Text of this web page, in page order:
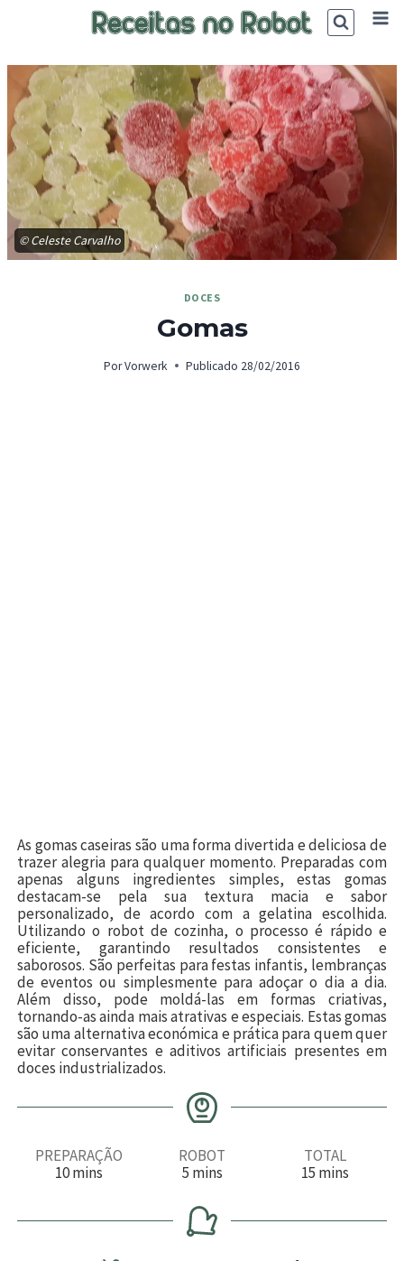
© Celeste Carvalho
DOCES
Gomas
PorVorwerk Publicado 28/02/2016
As gomas caseiras são uma forma divertida e deliciosa de
trazer alegria para qualquer momento. Preparadas com
apenas alguns ingredientes simples, estas gomas
destacam-se pela sua textura macia e sabor
personalizado, de acordo com a gelatina escolhida.
Utilizando o robot de cozinha, o processo é rápido e
eficiente, garantindo resultados consistentes e
saborosos. São perfeitas para festas infantis, lembranças
de eventos ou simplesmente para adoçar o dia a dia.
Além disso, pode moldá-las em formas criativas,
tornando-as ainda mais atrativas e especiais. Estas gomas
são uma alternativa económica e prática para quem quer
evitar conservantes e aditivos artificiais presentes em
doces industrializados.
PREPARAÇÃO
10m
u
mins
ROBOT
5m
n
u
t
mins
TOTAL
15 m
u
mins